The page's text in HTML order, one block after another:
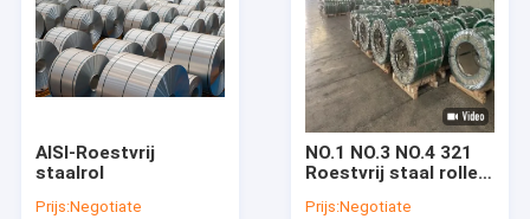
AISI-Roestvrij
staalrol
Prijs:Negotiate
NO.1 NO.3 NO.4 321
Roestvrij staal rollen
Prijs:Negotiate